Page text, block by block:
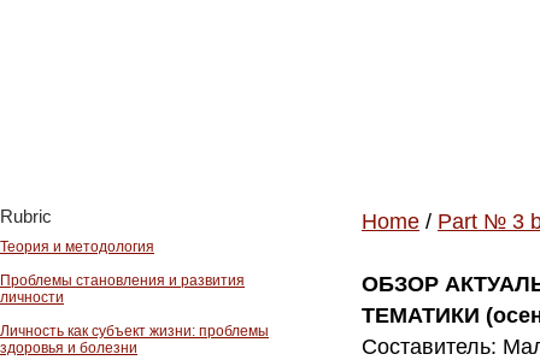
Rubric
Теория и методология
Проблемы становления и развития
личности
Личность как субъект жизни: проблемы
здоровья и болезни
Home / Part № 3
ОБЗОР
ТЕМАТИКИ
Составитель: